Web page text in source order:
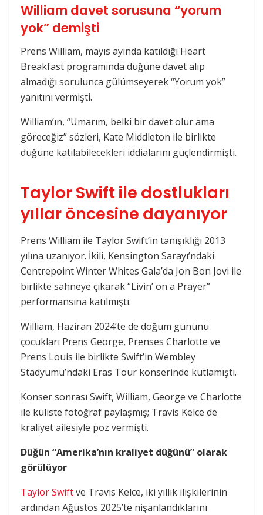
William davet sorusuna “yorum
yok” demişti
Prens William, mayıs ayında katıldığı Heart
Breakfast programında düğüne davet alıp
almadığı sorulunca gülümseyerek “Yorum yok”
yanıtını vermişti.
William’ın, “Umarım, belki bir davet olur ama
göreceğiz” sözleri, Kate Middleton ile birlikte
düğüne katılabilecekleri iddialarını güçlendirmişti.
Taylor Swift ile dostlukları
yıllar öncesine dayanıyor
Prens William ile Taylor Swift’in tanışıklığı 2013
yılına uzanıyor. İkili, Kensington Sarayı’ndaki
Centrepoint Winter Whites Gala’da Jon Bon Jovi ile
birlikte sahneye çıkarak “Livin’ on a Prayer”
performansına katılmıştı.
William, Haziran 2024’te de doğum gününü
çocukları Prens George, Prenses Charlotte ve
Prens Louis ile birlikte Swift’in Wembley
Stadyumu’ndaki Eras Tour konserinde kutlamıştı.
Konser sonrası Swift, William, George ve Charlotte
ile kuliste fotoğraf paylaşmış; Travis Kelce de
kraliyet ailesiyle poz vermişti.
Düğün “Amerika’nın kraliyet düğünü” olarak
görülüyor
Taylor Swiftve Travis Kelce, iki yıllık ilişkilerinin
ardından Ağustos 2025’te nişanlandıklarını